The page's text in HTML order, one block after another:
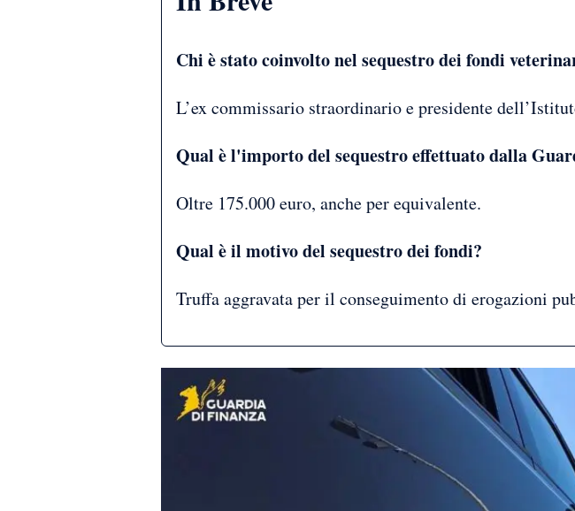
Chi è stato coinvolto nel sequestro dei fondi
L’ex commissario straordinario e presidente
Qual è l'importo del sequestro effettuato dalla
Oltre 175.000 euro, anche per equivalente.
Qual è il motivo del sequestro dei fondi?
Truffa aggravata per il conseguimento di erogazioni